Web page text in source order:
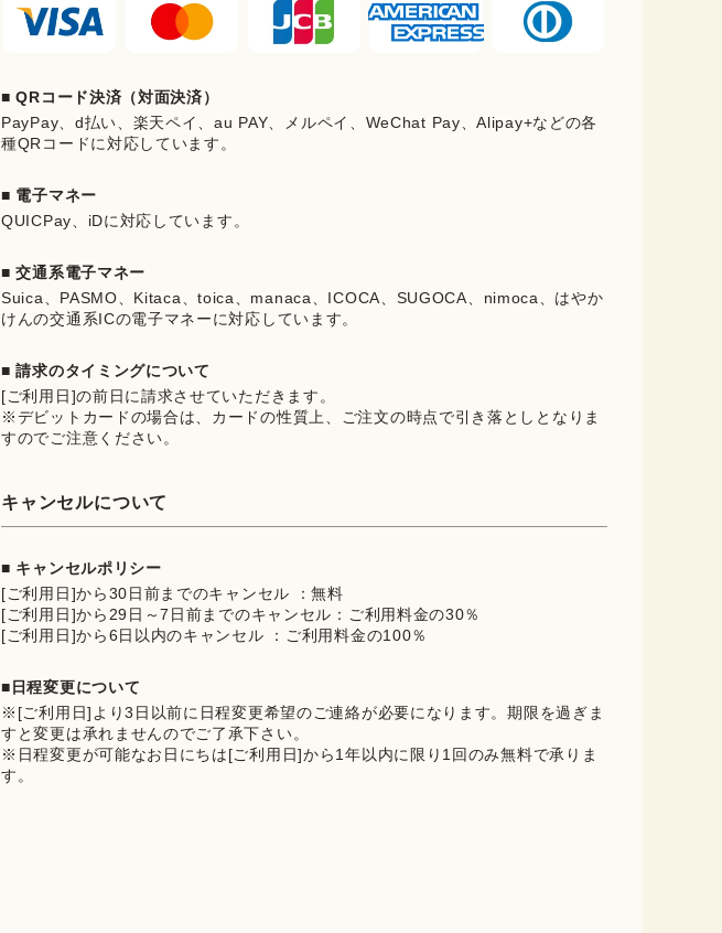
■ QRコード決済（対面決済）
PayPay、d払い、楽天ペイ、au PAY、メルペイ、WeChat Pay、Alipay+などの各
種QRコードに対応しています。
■ 電子マネー
QUICPay、iDに対応しています。
■ 交通系電子マネー
Suica、PASMO、Kitaca、toica、manaca、ICOCA、SUGOCA、nimoca、はやか
けんの交通系ICの電子マネーに対応しています。
■ 請求のタイミングについて
[ご利用日]の前日に請求させていただきます。
※デビットカードの場合は、カードの性質上、ご注文の時点で引き落としとなりま
すのでご注意ください。
キャンセルについて
■ キャンセルポリシー
[ご利用日]から30日前までのキャンセル ：無料
[ご利用日]から29日～7日前までのキャンセル：ご利用料金の30％
[ご利用日]から6日以内のキャンセル ：ご利用料金の100％
■日程変更について
※[ご利用日]より3日以前に日程変更希望のご連絡が必要になります。期限を過ぎま
すと変更は承れませんのでご了承下さい。
※日程変更が可能なお日にちは[ご利用日]から1年以内に限り1回のみ無料で承りま
す。